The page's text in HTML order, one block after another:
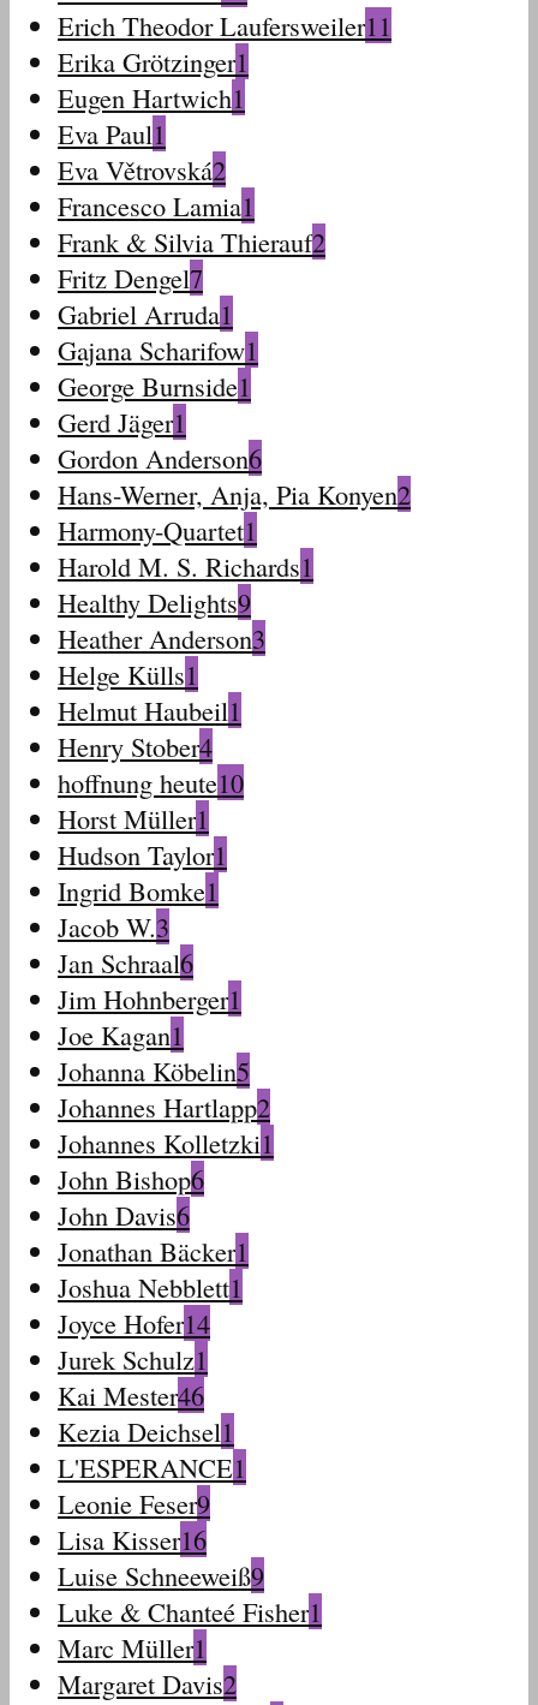
Erich Theodor Laufersweiler11
Erika Grötzinger1
Eugen Hartwich1
Eva Paul1
Eva Větrovská2
Francesco Lamia1
Frank & Silvia Thierauf2
Fritz Dengel7
Gabriel Arruda1
Gajana Scharifow1
George Burnside1
Gerd Jäger1
Gordon Anderson6
Hans-Werner, Anja, Pia Konyen2
Harmony-Quartet1
Harold M. S. Richards1
Healthy Delights9
Heather Anderson3
Helge Külls1
Helmut Haubeil1
Henry Stober4
hoffnung heute10
Horst Müller1
Hudson Taylor1
Ingrid Bomke1
Jacob W.3
Jan Schraal6
Jim Hohnberger1
Joe Kagan1
Johanna Köbelin5
Johannes Hartlapp2
Johannes Kolletzki1
John Bishop6
John Davis6
Jonathan Bäcker1
Joshua Nebblett1
Joyce Hofer14
Jurek Schulz1
Kai Mester46
Kezia Deichsel1
L'ESPERANCE1
Leonie Feser9
Lisa Kisser16
Luise Schneeweiß9
Luke & Chanteé Fisher1
Marc Müller1
Margaret Davis2